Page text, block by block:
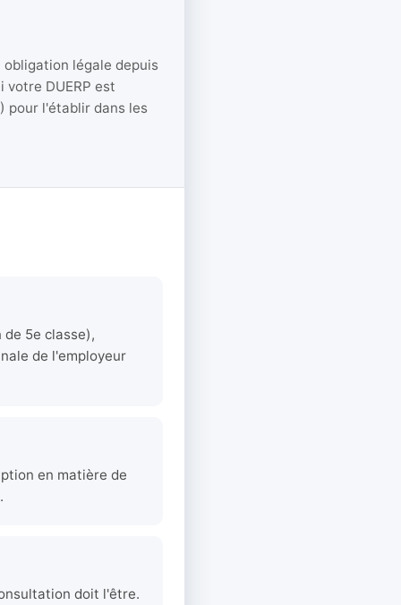
légale depuis
DUERP est
pour l'établir dans les
5e classe),
de l'employeur
en matière de
doit l'être.